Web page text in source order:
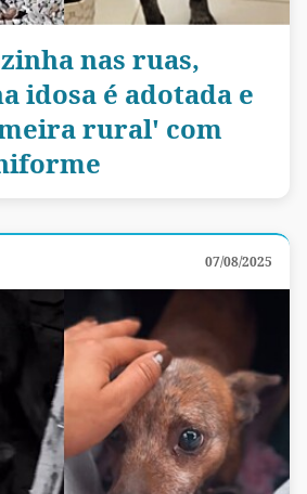
nas ruas,
idosa é adotada e
rural' com
07/08/2025